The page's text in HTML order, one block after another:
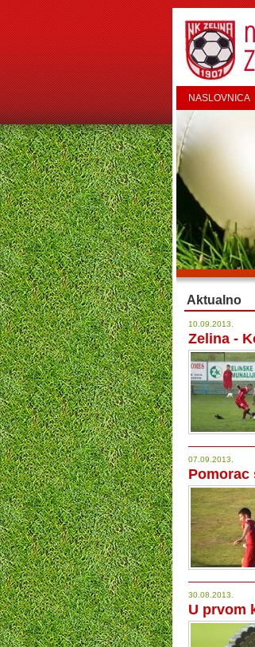
NASLOVNICA
Aktualno
10.09.2013.
Zelina -
07.09.2013.
Pomorac
30.08.2013.
U prvom